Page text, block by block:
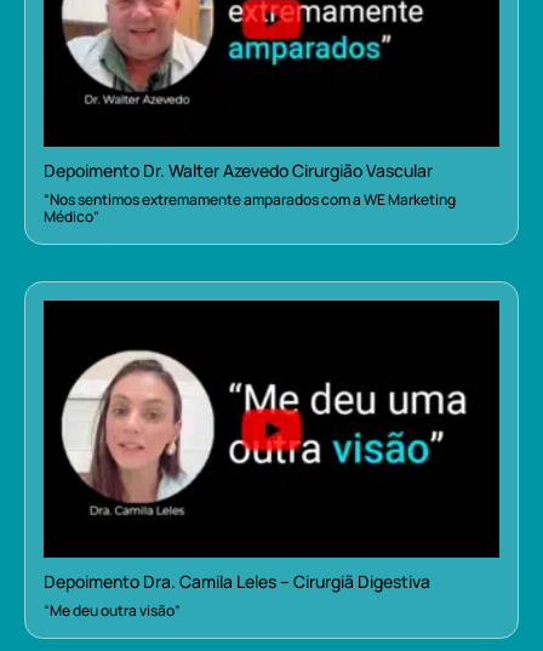
Depoimento Dr. Walter Azevedo Cirurgião Vascular
“Nos sentimos extremamente amparados com a WE Marketing
Médico”
Depoimento Dra. Camila Leles – Cirurgiã Digestiva
“Me deu outra visão”